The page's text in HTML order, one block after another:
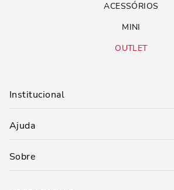
ACESSÓRIOS
MINI
OUTLET
Institucional
Ajuda
Sobre